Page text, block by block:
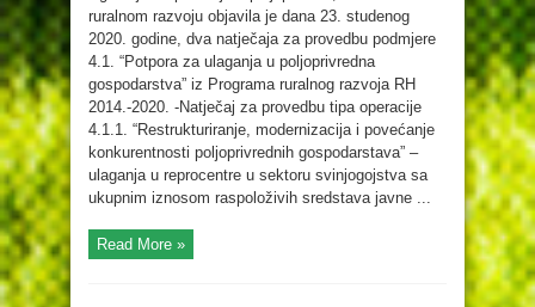
ruralnom razvoju objavila je dana 23. studenog
2020. godine, dva natječaja za provedbu podmjere
4.1. “Potpora za ulaganja u poljoprivredna
gospodarstva” iz Programa ruralnog razvoja RH
2014.-2020. -Natječaj za provedbu tipa operacije
4.1.1. “Restrukturiranje, modernizacija i povećanje
konkurentnosti poljoprivrednih gospodarstava” –
ulaganja u reprocentre u sektoru svinjogojstva sa
ukupnim iznosom raspoloživih sredstava javne ...
Read More »